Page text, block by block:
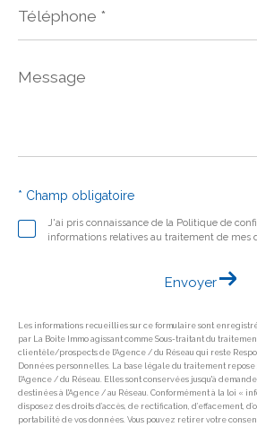
*
Message
*
J'ai pris connaissance de la Politique de
informations relatives au traitement de mes
* Champ obligatoire
Envoyer
Les informations recueillies sur ce formulaire sont
par La Boite Immo agissant comme Sous-traitant du
clientèle/prospects de l'Agence / du Réseau qui reste
Données personnelles. La base légale du traitement
l'Agence / du Réseau. Elles sont conservées jusqu'à
destinées à l'Agence / au Réseau. Conformément à la loi «
disposez des droits d’accès, de rectification, d’effacement,
portabilité de vos données. Vous pouvez retirer votre